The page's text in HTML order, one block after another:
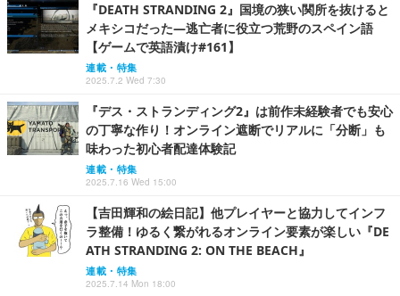
『DEATH STRANDING 2』国境の狭い関所を抜けると
メキシコだった―逃亡者に役立つ荒野のスペイン語
【ゲームで英語漬け#161】
連載・特集
2025.7.2 Wed 7:30
『デス・ストランディング2』は前作未経験者でも安心
の丁寧な作り！オンライン遮断でリアルに「分断」も
味わった初心者配達体験記
連載・特集
2025.7.16 Wed 15:00
【吉田輝和の絵日記】他プレイヤーと協力してインフ
ラ整備！ゆるく繋がれるオンライン要素が楽しい『DE
ATH STRANDING 2: ON THE BEACH』
連載・特集
2025.7.14 Mon 18:00